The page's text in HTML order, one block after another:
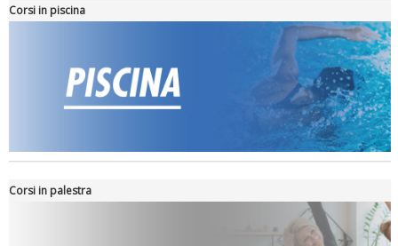
Corsi in piscina
Corsi in palestra